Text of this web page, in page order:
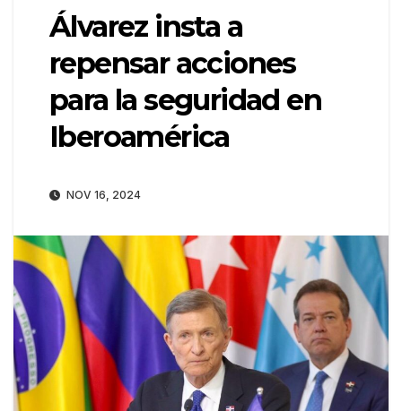
Álvarez insta a
repensar acciones
para la seguridad en
Iberoamérica
NOV 16, 2024